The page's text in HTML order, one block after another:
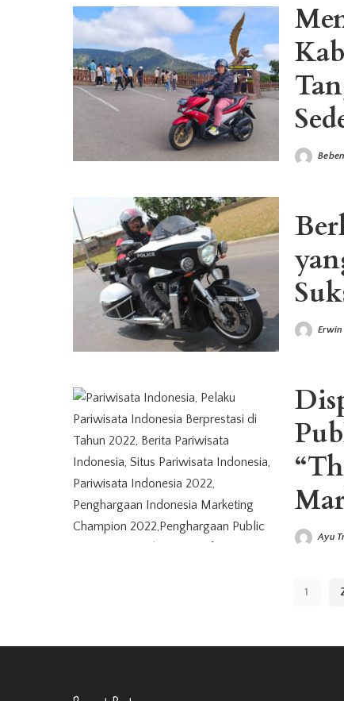
PostedBeben
Posted
PostedAyu
1